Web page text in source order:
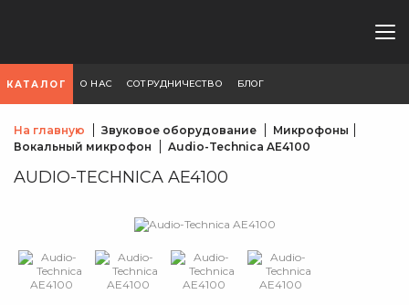
КАТАЛОГ О НАС СОТРУДНИЧЕСТВО БЛОГ
На главную Звуковое оборудование
Микрофоны
Вокальный микрофон
Audio-Technica AE4100
AUDIO-TECHNICA AE4100